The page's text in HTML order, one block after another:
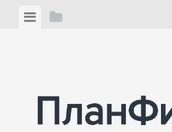
ViewView